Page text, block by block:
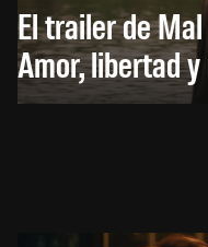
El trailer de
Amor, libertad